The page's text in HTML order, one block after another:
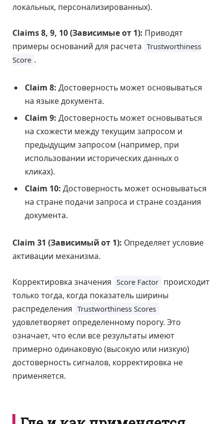
локальных, персонализированных).
Claims 8, 9, 10 (Зависимые от 1): Приводят
примеры оснований для расчета Trustworthiness
Score .
Claim 8: Достоверность может основываться
на языке документа.
Claim 9: Достоверность может основываться
на схожести между текущим запросом и
предыдущим запросом (например, при
использовании исторических данных о
кликах).
Claim 10: Достоверность может основываться
на стране подачи запроса и стране создания
документа.
Claim 31 (Зависимый от 1): Определяет условие
активации механизма.
Корректировка значения Score Factor происходит
только тогда, когда показатель ширины
распределения Trustworthiness Scores
удовлетворяет определенному порогу. Это
означает, что если все результаты имеют
примерно одинаковую (высокую или низкую)
достоверность сигналов, корректировка не
применяется.